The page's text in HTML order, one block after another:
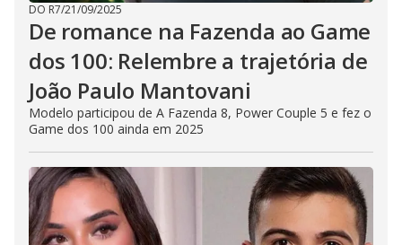
DO R7/21/09/2025
De romance na Fazenda ao Game
dos 100: Relembre a trajetória de
João Paulo Mantovani
Modelo participou de A Fazenda 8, Power Couple 5 e fez o
Game dos 100 ainda em 2025